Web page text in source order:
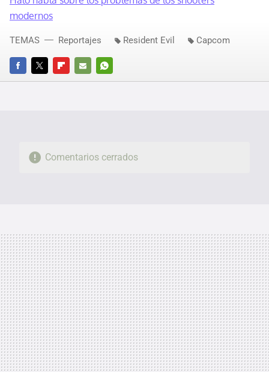
modernos
FACEBOOKTWITTERFLIPBOARD
E-
WHATSAPP
TEMAS Reportajes Resident Evil Capcom
Comentarios cerrados